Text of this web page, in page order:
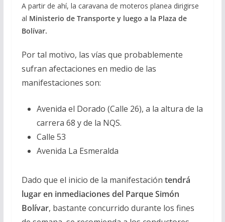
A partir de ahí, la caravana de moteros planea dirigirse
al Ministerio de Transporte y luego a la Plaza de
Bolívar.
Por tal motivo, las vías que probablemente
sufran afectaciones en medio de las
manifestaciones son:
Avenida el Dorado (Calle 26), a la altura de la
carrera 68 y de la NQS.
Calle 53
Avenida La Esmeralda
Dado que el inicio de la manifestación tendrá
lugar en inmediaciones del Parque Simón
Bolívar, bastante concurrido durante los fines